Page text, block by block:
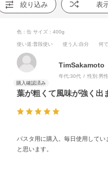
絞り込み 表
葉が粗くて風味が強く出
色：缶 サイズ：400g
使い道:普段使い 使う人 :自分 何
TimSakamoto
年代:30代 性別:男性
パスタ用に購入。毎日使用して
と思います。